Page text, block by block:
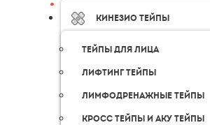
Кинезио тейпы
Тейпы для лица
Лифтинг тейпы
Лимфодренажные тейпы
Кросс тейпы и аку тейпы